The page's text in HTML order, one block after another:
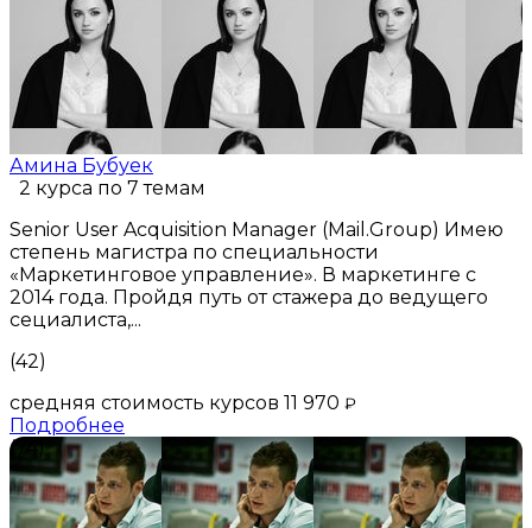
Амина Бубуек
2 курса по 7 темам
Senior User Acquisition Manager (Mail.Group) Имею
степень магистра по специальности
«Маркетинговое управление». В маркетинге с
2014 года. Пройдя путь от стажера до ведущего
сециалиста,...
(42)
средняя стоимость курсов 11 970 ₽
Подробнее
(74)